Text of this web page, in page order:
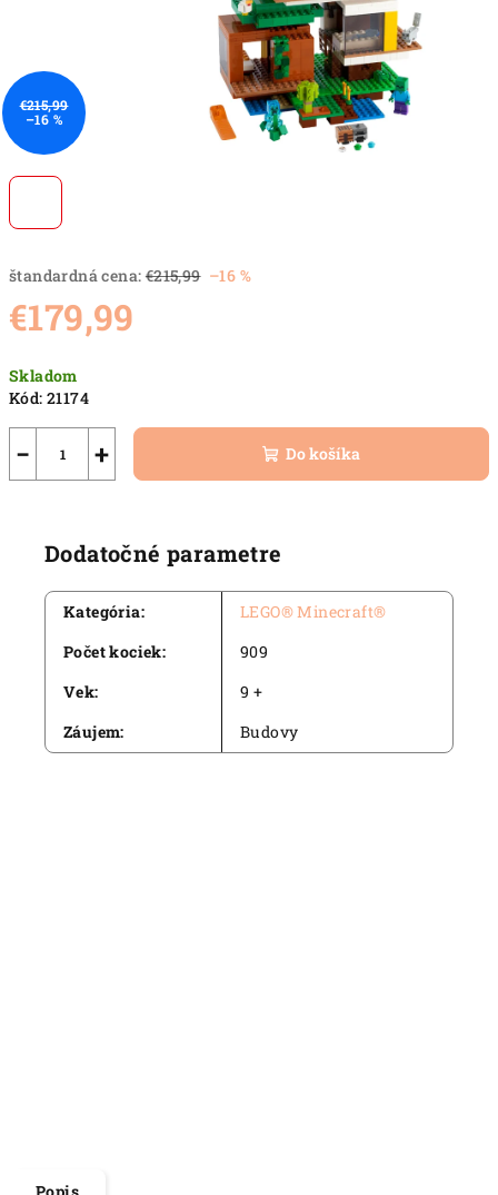
štandardná cena: €215,99 –16 %
€179,99
cena:
Skladom
Kód: 21174
+
− Do košíka
€215,99
–16 %
Dodatočné parametre
Kategória:
LEGO® Minecraft®
Počet kociek:
909
Vek:
9 +
Záujem: Budovy